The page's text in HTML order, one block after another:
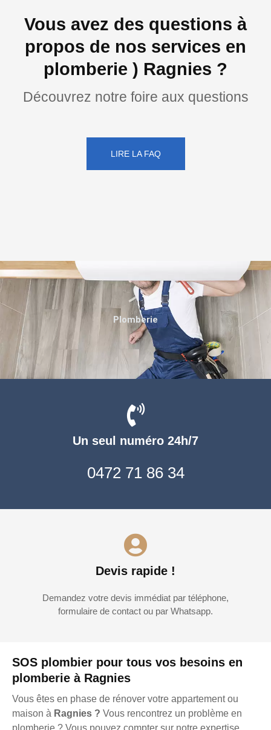
Vous avez des questions à
propos de nos services en
plomberie ) Ragnies ?
Découvrez notre foire aux questions
LIRE LA FAQ
SOS plombier pour tous vos besoins en
plomberie à Ragnies
Vous êtes en phase de rénover votre appartement ou
maison à Ragnies ? Vous rencontrez un problème en
Un seul numéro 24h/7
0472 71 86 34
Devis rapide !
Demandez votre devis immédiat par téléphone,
formulaire de contact ou par Whatsapp.
Plomberie